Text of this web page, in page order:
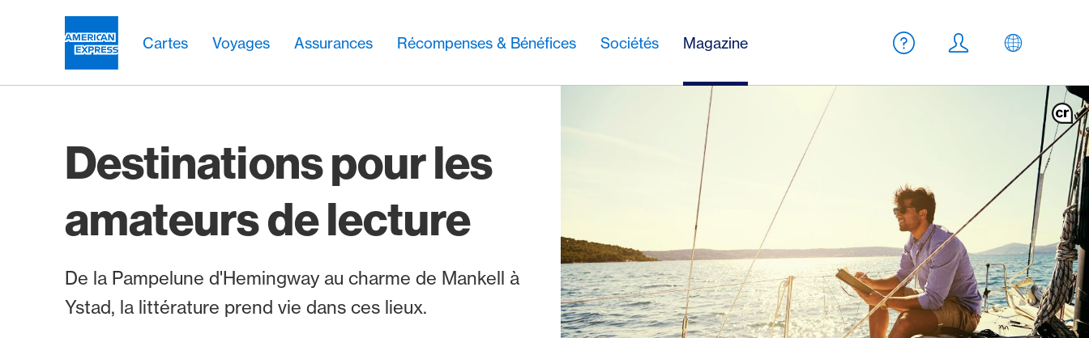
Cartes Voyages Assurances Récompenses & Bénéfices Sociétés Magazine
Meta Navigation
Aide
Login FR
Destinations pour les
amateurs de lecture
De la Pampelune d'Hemingway au charme de Mankell à
Ystad, la littérature prend vie dans ces lieux.